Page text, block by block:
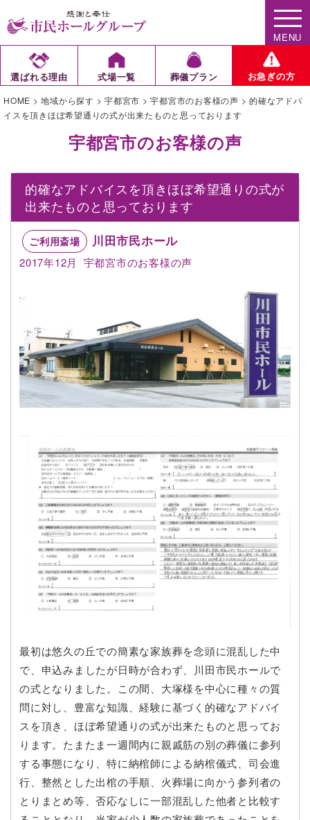
MENU
選ばれる理由 式場一覧 葬儀プラン お急ぎの方
HOME >地域から探す > 宇都宮市 >宇都宮市のお客様の声 > 的確なアドバ
イスを頂きほぼ希望通りの式が出来たものと思っております
宇都宮市のお客様の声
的確なアドバイスを頂きほぼ希望通りの式が
出来たものと思っております
ご利用斎場 川田市民ホール
2017年12月 宇都宮市のお客様の声
最初は悠久の丘での簡素な家族葬を念頭に混乱した中
で、申込みましたが日時が合わず、川田市民ホールで
の式となりました。この間、大塚様を中心に種々の質
問に対し、豊富な知識、経験に基づく的確なアドバイ
スを頂き、ほぼ希望通りの式が出来たものと思ってお
ります。たまたま一週間内に親戚筋の別の葬儀に参列
する事態になり、特に納棺師による納棺儀式、司会進
行、整然とした出棺の手順、火葬場に向かう参列者の
とりまとめ等、否応なしに一部混乱した他者と比較す